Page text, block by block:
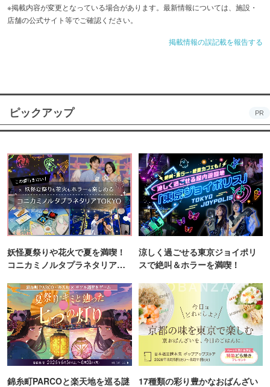
※掲載内容が変更となっている場合があります。最新情報については、施設・
店舗の公式サイト等でご確認ください。
掲載情報の誤記載を報告する
ピックアップ PR
妖怪夏祭りや花火で夏を満喫！
コニカミノルタプラネタリア
涼しく過ごせる東京ジョイポリ
スで絶叫＆ホラーを満喫！
錦糸町PARCOと楽天地を巡る謎
17種類の彩り豊かなおばんざい